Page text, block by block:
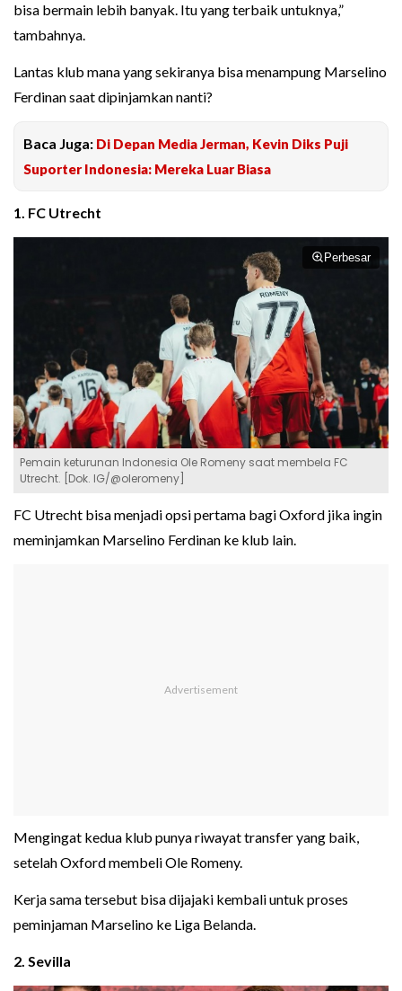
bisa bermain lebih banyak. Itu yang terbaik untuknya,”
tambahnya.
Lantas klub mana yang sekiranya bisa menampung Marselino
Ferdinan saat dipinjamkan nanti?
Baca Juga: Di Depan Media Jerman, Kevin Diks Puji
Suporter Indonesia: Mereka Luar Biasa
1. FC Utrecht
Perbesar
Pemain keturunan Indonesia Ole Romeny saat membela FC
Utrecht. [Dok. IG/@oleromeny]
FC Utrecht bisa menjadi opsi pertama bagi Oxford jika ingin
meminjamkan Marselino Ferdinan ke klub lain.
Mengingat kedua klub punya riwayat transfer yang baik,
setelah Oxford membeli Ole Romeny.
Kerja sama tersebut bisa dijajaki kembali untuk proses
peminjaman Marselino ke Liga Belanda.
2. Sevilla